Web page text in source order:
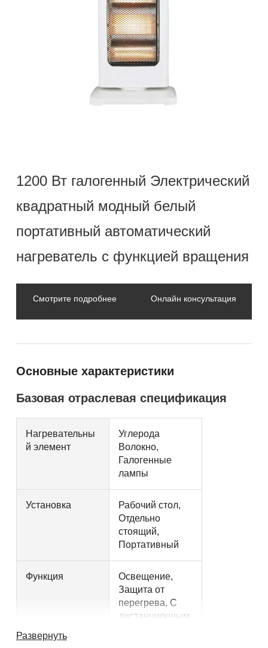
1200 Вт галогенный Электрический
квадратный модный белый
портативный автоматический
нагреватель с функцией вращения
Смотрите подробнее Онлайн консультация
Основные характеристики
Базовая отраслевая спецификация
Нагревательны
й элемент
Углерода
Волокно,
Галогенные
лампы
Установка
Рабочий стол,
Отдельно
стоящий,
Портативный
Функция
Освещение,
Защита от
перегрева, С
дистанционным
Развернуть